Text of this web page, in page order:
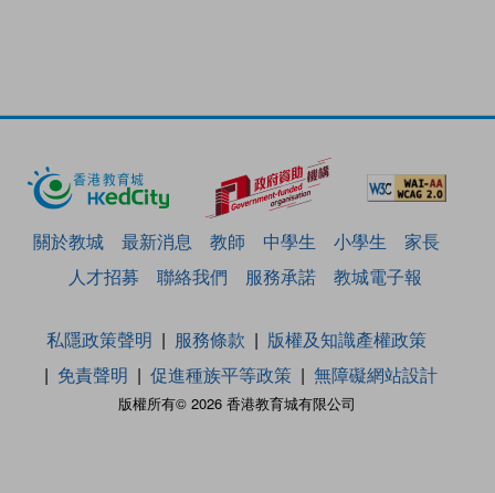
關於教城 最新消息 教師 中學生 小學生
家長
人才招募
聯絡我們 服務承諾 教城電子報
版權所有© 2026 香港教育城有限公司
私隱政策聲明 服務條款
版權及知識產權政策
免責聲明
促進種族平等政策 無障礙網站設計